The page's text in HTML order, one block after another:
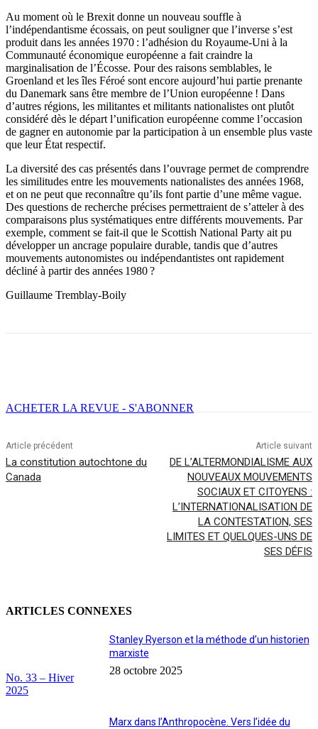
Au moment où le Brexit donne un nouveau souffle à
l’indépendantisme écossais, on peut souligner que l’inverse s’est
produit dans les années 1970 : l’adhésion du Royaume-Uni à la
Communauté économique européenne a fait craindre la
marginalisation de l’Écosse. Pour des raisons semblables, le
Groenland et les îles Féroé sont encore aujourd’hui partie prenante
du Danemark sans être membre de l’Union européenne ! Dans
d’autres régions, les militantes et militants nationalistes ont plutôt
considéré dès le départ l’unification européenne comme l’occasion
de gagner en autonomie par la participation à un ensemble plus vaste
que leur État respectif.
La diversité des cas présentés dans l’ouvrage permet de comprendre
les similitudes entre les mouvements nationalistes des années 1968,
et on ne peut que reconnaître qu’ils font partie d’une même vague.
Des questions de recherche précises permettraient de s’atteler à des
comparaisons plus systématiques entre différents mouvements. Par
exemple, comment se fait-il que le Scottish National Party ait pu
développer un ancrage populaire durable, tandis que d’autres
mouvements autonomistes ou indépendantistes ont rapidement
décliné à partir des années 1980 ?
Guillaume Tremblay-Boily
ACHETER LA REVUE - S'ABONNER
Article précédent
La constitution autochtone du
Canada
Article suivant
DE L’ALTERMONDIALISME AUX
NOUVEAUX MOUVEMENTS
SOCIAUX ET CITOYENS :
L’INTERNATIONALISATION DE
LA CONTESTATION, SES
LIMITES ET QUELQUES-UNS DE
SES DÉFIS
ARTICLES CONNEXES
No. 33 – Hiver
2025
Stanley Ryerson et la méthode d’un historien
marxiste
28 octobre 2025
Marx dans l’Anthropocène. Vers l’idée du